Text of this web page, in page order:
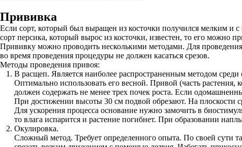
Прививка
Если сорт, который был выращен из косточки получился мелким и
сорт персика, который вырос из косточки, известен, то его можно
Прививку можно проводить несколькими методами. Для
во время проведения процедуры не должен касаться срезов.
Методы проведения привоя:
В расщеп. Является наиболее распространенным методом среди
Оптимально использовать его весной. Привой (часть
должен содержать не менее трех почек роста. Если
При достижении высоты 30 см подвой обрезают. На плоскости
Для ускорения процесса основание нужно замочить в
то влага испарится и растение погибнет. При образовании
Окулировка.
Сложный метод. Требует определенного опыта. По своей сути